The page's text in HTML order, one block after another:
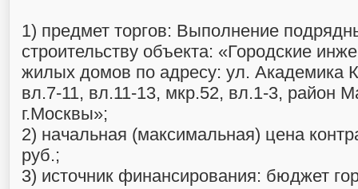
1) предмет торгов: Выполнение
строительству объекта: «Городские
жилых домов по адресу: ул. Академика
вл.7-11, вл.11-13, мкр.52, вл.1-3, район
г.Москвы»;
2) начальная (максимальная) цена
руб.;
3) источник финансирования: бюджет